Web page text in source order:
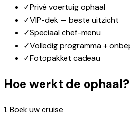
✓Privé voertuig ophaal
✓VIP-dek — beste uitzicht
✓Speciaal chef-menu
✓Volledig programma +
✓Fotopakket cadeau
Hoe werkt de ophaal?
1. Boek uw cruise